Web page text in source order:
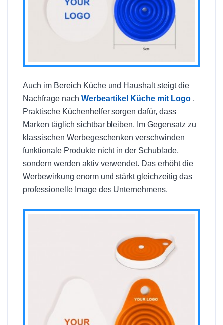
Auch im Bereich Küche und Haushalt steigt die
Nachfrage nach Werbeartikel Küche mit Logo .
Praktische Küchenhelfer sorgen dafür, dass
Marken täglich sichtbar bleiben. Im Gegensatz zu
klassischen Werbegeschenken verschwinden
funktionale Produkte nicht in der Schublade,
sondern werden aktiv verwendet. Das erhöht die
Werbewirkung enorm und stärkt gleichzeitig das
professionelle Image des Unternehmens.